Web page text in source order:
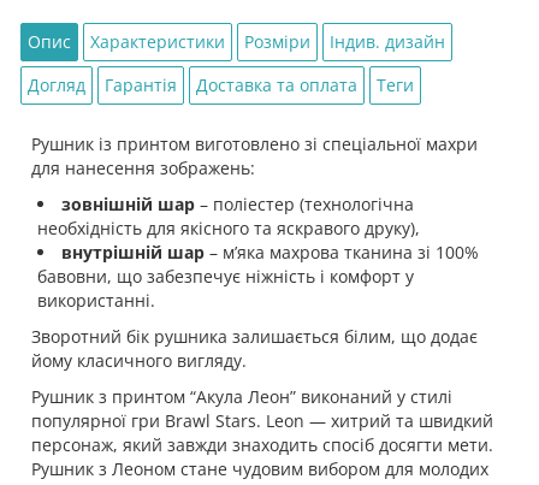
Опис Характеристики Розміри
Індив. дизайн
Догляд
Гарантія Доставка та оплата Теги
Рушник із принтом виготовлено зі спеціальної махри
для нанесення зображень:
зовнішній шар – поліестер (технологічна
необхідність для якісного та яскравого друку),
внутрішній шар – мʼяка махрова тканина зі 100%
бавовни, що забезпечує ніжність і комфорт у
використанні.
Зворотний бік рушника залишається білим, що додає
йому класичного вигляду.
Рушник з принтом “Акула Леон” виконаний у стилі
популярної гри Brawl Stars. Leon — хитрий та швидкий
персонаж, який завжди знаходить спосіб досягти мети.
Рушник з Леоном стане чудовим вибором для молодих